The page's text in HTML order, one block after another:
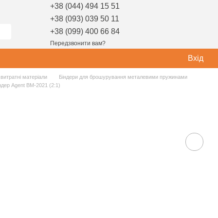
+38 (044) 494 15 51
+38 (093) 039 50 11
+38 (099) 400 66 84
Передзвонити вам?
Вхід
матеріали
Біндери для брошурування металевими пружинами
Agent ВМ-2021 (2:1)